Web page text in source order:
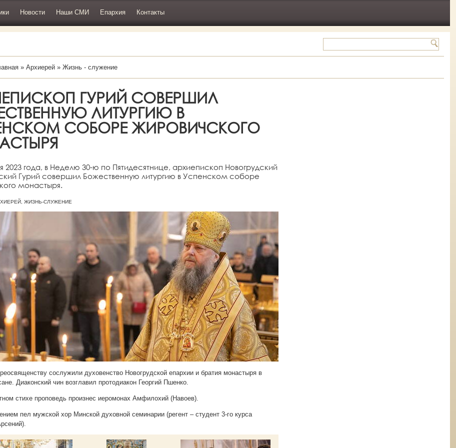
Новости Наши СМИ Епархия Контакты
» Архиерей» Жизнь - служение
ГУРИЙ СОВЕРШИЛ
ЛИТУРГИЮ В
СОБОРЕ ЖИРОВИЧСКОГО
2023 года, в Неделю 30-ю по Пятидесятнице, архиепископ Новогрудский
Гурий совершил Божественную литургию в Успенском соборе
монастыря.
ЖИЗНЬ-СЛУЖЕНИЕ
сослужили духовенство Новогрудской епархии и братия монастыря в
Диаконский чин возглавил протодиакон Георгий Пшенко.
стихе проповедь произнес иеромонах Амфилохий (Навоев).
пел мужской хор Минской духовной семинарии (регент – студент 3-го курса